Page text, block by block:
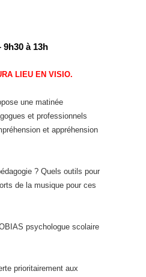
9h30 à 13h
LIEU EN VISIO.
une matinée
et professionnels
et appréhension
? Quels outils pour
de la musique pour ces
psychologue scolaire
prioritairement aux